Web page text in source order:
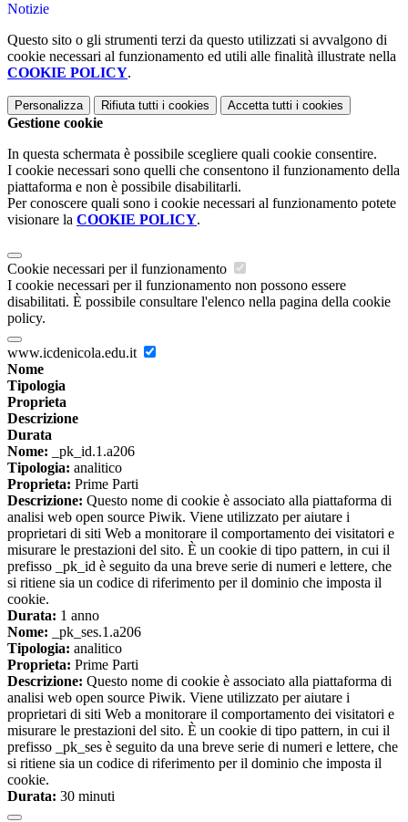
Notizie
Questo sito o gli strumenti terzi da questo utilizzati si avvalgono di
cookie necessari al funzionamento ed utili alle finalità illustrate nella
COOKIE POLICY.
Personalizza Rifiuta tutti i cookies Accetta tutti i cookies
Gestione cookie
In questa schermata è possibile scegliere quali cookie consentire.
I cookie necessari sono quelli che consentono il funzionamento della
piattaforma e non è possibile disabilitarli.
Per conoscere quali sono i cookie necessari al funzionamento potete
visionare la COOKIE POLICY.
Cookie necessari per il funzionamento
I cookie necessari per il funzionamento non possono essere
disabilitati. È possibile consultare l'elenco nella pagina della cookie
policy.
www.icdenicola.edu.it
Nome
Tipologia
Proprieta
Descrizione
Durata
Nome: _pk_id.1.a206
Tipologia: analitico
Proprieta: Prime Parti
Descrizione: Questo nome di cookie è associato alla piattaforma di
analisi web open source Piwik. Viene utilizzato per aiutare i
proprietari di siti Web a monitorare il comportamento dei visitatori e
misurare le prestazioni del sito. È un cookie di tipo pattern, in cui il
prefisso _pk_id è seguito da una breve serie di numeri e lettere, che
si ritiene sia un codice di riferimento per il dominio che imposta il
cookie.
Durata: 1 anno
Nome: _pk_ses.1.a206
Tipologia: analitico
Proprieta: Prime Parti
Descrizione: Questo nome di cookie è associato alla piattaforma di
analisi web open source Piwik. Viene utilizzato per aiutare i
proprietari di siti Web a monitorare il comportamento dei visitatori e
misurare le prestazioni del sito. È un cookie di tipo pattern, in cui il
prefisso _pk_ses è seguito da una breve serie di numeri e lettere, che
si ritiene sia un codice di riferimento per il dominio che imposta il
cookie.
Durata: 30 minuti